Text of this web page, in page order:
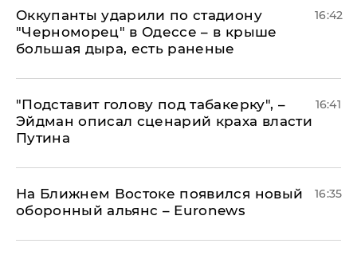
Оккупанты ударили по стадиону
"Черноморец" в Одессе – в крыше
большая дыра, есть раненые
16:42
​"Подставит голову под табакерку", –
Эйдман описал сценарий краха власти
Путина
16:41
На Ближнем Востоке появился новый
оборонный альянс – Euronews
16:35